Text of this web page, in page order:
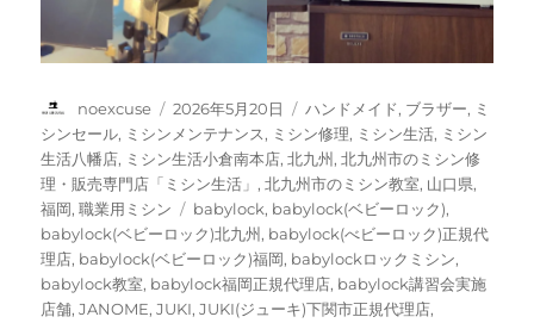
投
稿
者
noexcuse
投
稿
日:
2026年5月20日
カ
テ
ゴ
リ
ー
ハンドメイド, ブラザー, ミ
シンセール, ミシンメンテナンス, ミシン修理, ミシン生活, ミシン
生活八幡店, ミシン生活小倉南本店,北九州,北九州市のミシン修
理・販売専門店「ミシン生活」,北九州市のミシン教室, 山口県,
福岡,職業用ミシン
タ
グ
babylock, babylock(ベビーロック),
babylock(ベビーロック)北九州, babylock(べビーロック)正規代
理店, babylock(ベビーロック)福岡, babylockロックミシン,
babylock教室, babylock福岡正規代理店, babylock講習会実施
店舗,JANOME,JUKI,JUKI(ジューキ)下関市正規代理店,